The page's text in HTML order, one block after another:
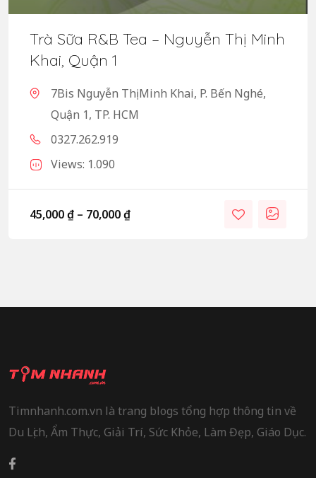
Trà Sữa R&B Tea – Nguyễn Thị Minh
Khai, Quận 1
7Bis Nguyễn Thị Minh Khai, P. Bến Nghé,
Quận 1, TP. HCM
0327.262.919
Views: 1.090
45,000₫ – 70,000₫
Timnhanh.com.vn là trang blogs tổng hợp thông tin về
Du Lịch, Ẩm Thực, Giải Trí, Sức Khỏe, Làm Đẹp, Giáo Dục.